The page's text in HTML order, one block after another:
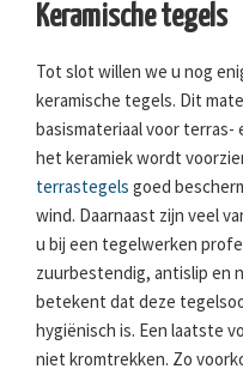
Keramische tegels
Tot slot willen we u nog
keramische tegels. Dit
basismateriaal voor
het keramiek wordt
terrastegels goed
wind. Daarnaast zijn veel
u bij een tegelwerken
zuurbestendig, antislip en
betekent dat deze
hygiënisch is. Een laatste
niet kromtrekken. Zo